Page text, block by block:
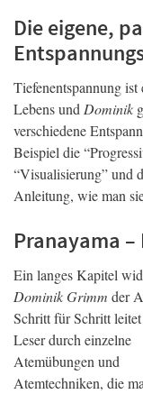
Die eigene,
Tiefenentspannung
Lebens und Dominik
verschiedene
Beispiel die
“Visualisierung” und
Anleitung, wie man
Pranayama –
Ein langes Kapitel
Dominik Grimm der
Schritt für Schritt leitet
Leser durch einzelne
Atemübungen und
Atemtechniken, die